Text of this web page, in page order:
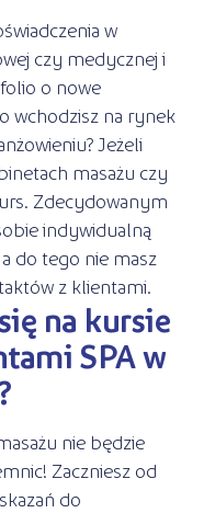
w
czy medycznej i
o nowe
wchodzisz na rynek
Jeżeli
masażu czy
Zdecydowanym
indywidualną
do tego nie masz
z klientami.
na kursie
SPA w
nie będzie
Zaczniesz od
do